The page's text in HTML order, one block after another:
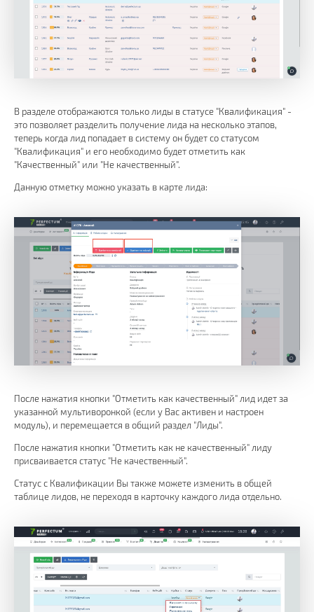
В разделе отображаются только лиды в статусе "Квалификация" -
это позволяет разделить получение лида на несколько этапов,
теперь когда лид попадает в систему он будет со статусом
"Квалификация" и его необходимо будет отметить как
"Качественный" или "Не качественный".
Данную отметку можно указать в карте лида:
После нажатия кнопки "Отметить как качественный" лид идет за
указанной мультиворонкой (если у Вас активен и настроен
модуль), и перемещается в общий раздел "Лиды".
После нажатия кнопки "Отметить как не качественный" лиду
присваивается статус "Не качественный".
Статус с Квалификации Вы также можете изменить в общей
таблице лидов, не переходя в карточку каждого лида отдельно.